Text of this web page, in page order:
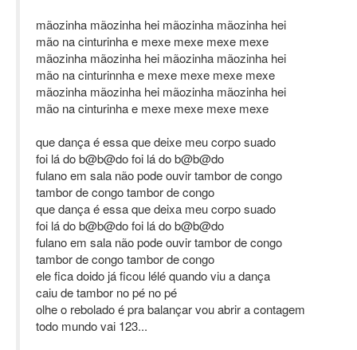
mãozinha mãozinha hei mãozinha mãozinha hei
mão na cinturinha e mexe mexe mexe mexe
mãozinha mãozinha hei mãozinha mãozinha hei
mão na cinturinnha e mexe mexe mexe mexe
mãozinha mãozinha hei mãozinha mãozinha hei
mão na cinturinha e mexe mexe mexe mexe
que dança é essa que deixe meu corpo suado
foi lá do b@b@do foi lá do b@b@do
fulano em sala não pode ouvir tambor de congo
tambor de congo tambor de congo
que dança é essa que deixa meu corpo suado
foi lá do b@b@do foi lá do b@b@do
fulano em sala não pode ouvir tambor de congo
tambor de congo tambor de congo
ele fica doido já ficou lélé quando viu a dança
caiu de tambor no pé no pé
olhe o rebolado é pra balançar vou abrir a contagem
todo mundo vai 123...